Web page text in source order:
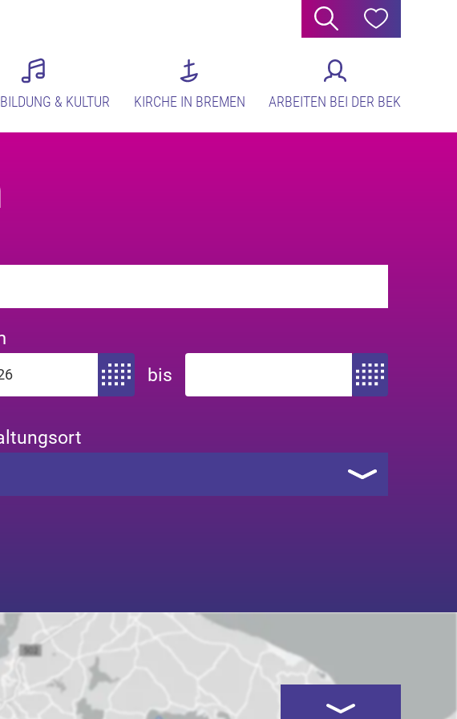
Suche Hilfe
& KULTUR KIRCHE IN BREMEN ARBEITEN BEI DER BEK
Zeitraum von
bis Zeitraum bis
Kartenansicht öffnen